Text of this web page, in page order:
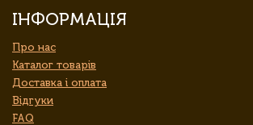
ІНФОРМАЦІЯ
Про нас
Каталог товарів
Доставка і оплата
Відгуки
FAQ